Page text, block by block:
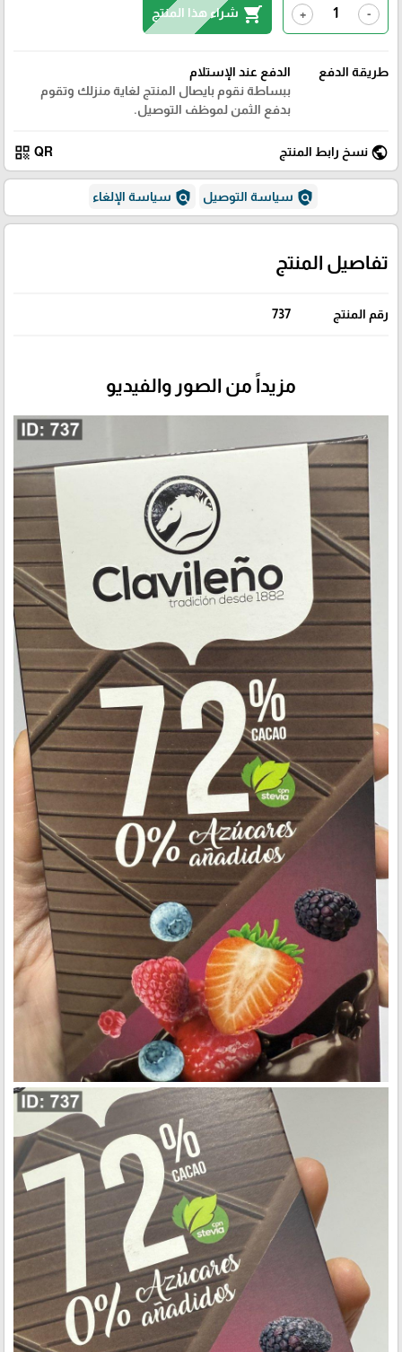
-
+
shopping_cart شراء هذا المنتج
طريقة الدفع
الدفع عند الإستلام
ببساطة نقوم بايصال المنتج لغاية منزلك وتقوم
بدفع الثمن لموظف التوصيل.
public نسخ رابط المنتج QR
qr_code
policy سياسة التوصيل policy سياسة الإلغاء
تفاصيل المنتج
رقم المنتج 737
مزيداً من الصور والفيديو